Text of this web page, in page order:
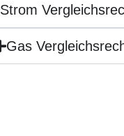
Strom
Gas